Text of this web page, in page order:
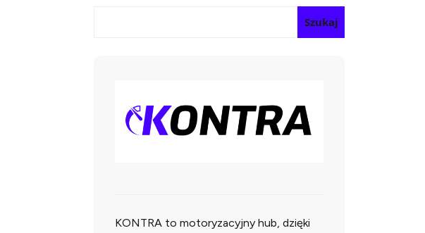
Szukaj
KONTRA to motoryzacyjny hub, dzięki